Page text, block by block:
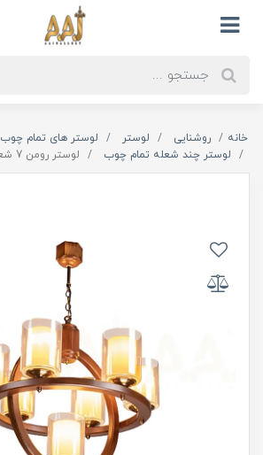
خانه روشنایی لوستر
لوستر های تمام چوب
لوستر چند شعله تمام چوب
لوستر رومن 7 شعله